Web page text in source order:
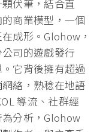
伏筆，結合直
商業模型，一個
成形。Glohow，
司的遊戲發行
它背後擁有超過
絡，熟稔在地語
導流、社群經
分析，Glohow